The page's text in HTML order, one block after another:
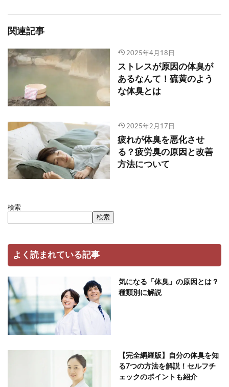
関連記事
2025年4月18日
ストレスが原因の体臭が
あるなんて！硫黄のよう
な体臭とは
2025年2月17日
疲れが体臭を悪化させ
る？疲労臭の原因と改善
方法について
検索
検索
よく読まれている記事
気になる「体臭」の原因とは？
種類別に解説
【完全網羅版】自分の体臭を知
る7つの方法を解説！セルフチ
ェックのポイントも紹介